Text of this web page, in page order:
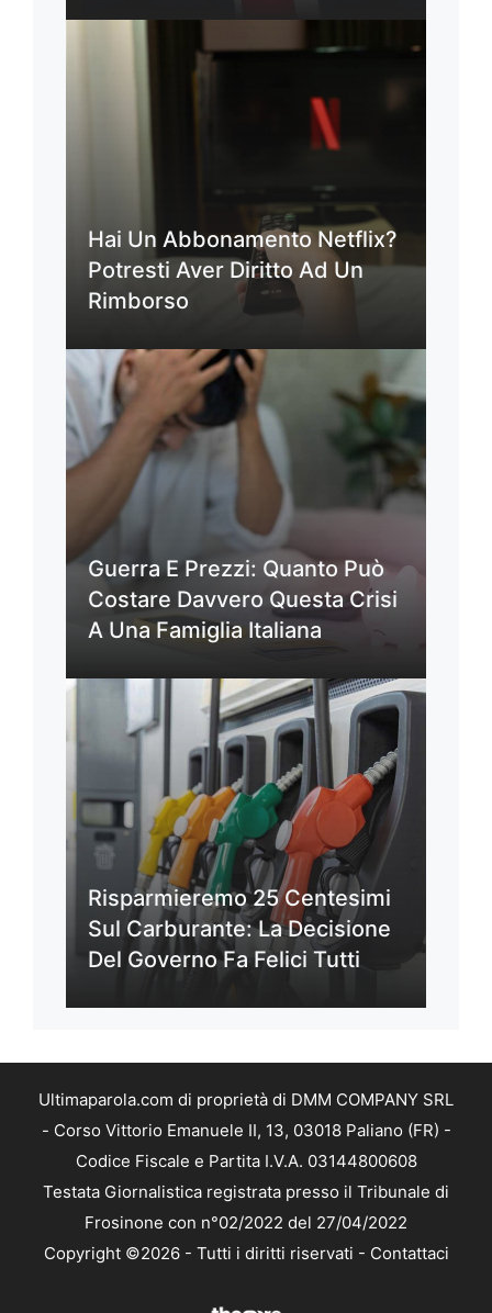
Hai Un Abbonamento Netflix?
Potresti Aver Diritto Ad Un
Rimborso
Guerra E Prezzi: Quanto Può
Costare Davvero Questa Crisi
A Una Famiglia Italiana
Risparmieremo 25 Centesimi
Sul Carburante: La Decisione
Del Governo Fa Felici Tutti
Ultimaparola.com di proprietà di DMM COMPANY SRL
- Corso Vittorio Emanuele II, 13, 03018 Paliano (FR) -
Codice Fiscale e Partita I.V.A. 03144800608
Testata Giornalistica registrata presso il Tribunale di
Frosinone con n°02/2022 del 27/04/2022
Copyright ©2026 - Tutti i diritti riservati - Contattaci